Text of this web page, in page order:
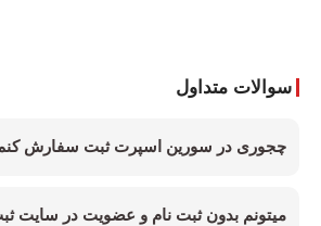
سوالات متداول
چجوری در سورین اسپرت ثبت سفارش
میتونم بدون ثبت نام و عضویت در سایت